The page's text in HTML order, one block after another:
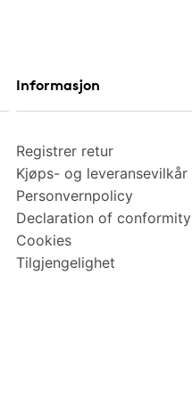
Informasjon
Registrer retur
Kjøps- og leveransevilkår
Personvernpolicy
Declaration of conformity
Cookies
Tilgjengelighet